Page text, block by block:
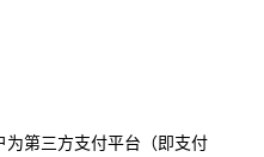
第三方支付平台（即支付